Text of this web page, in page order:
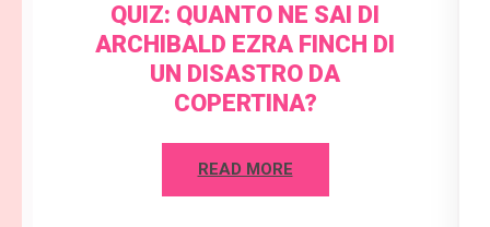
QUIZ: QUANTO NE SAI DI
ARCHIBALD EZRA FINCH DI
UN DISASTRO DA
COPERTINA?
READ MORE